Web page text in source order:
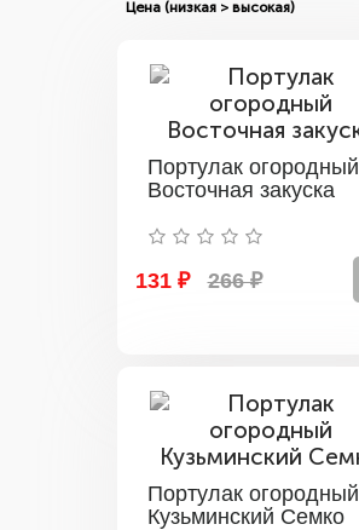
Портулак огородный
Восточная закуска
131 ₽ 266 ₽
Портулак огородный
Кузьминский Семко